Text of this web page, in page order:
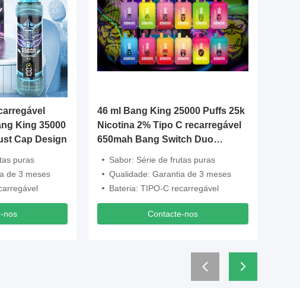
King 35000
Cap Design
puras
de 3 meses
nos
46 ml Bang King 25000 Puffs 25k
Nicotina 2% Tipo C recarregável
650mah Bang Switch Duo
Sabor: Série de frutas puras
Qualidade: Garantia de 3 meses
Bateria: TIPO-C recarregável
Contacte-nos